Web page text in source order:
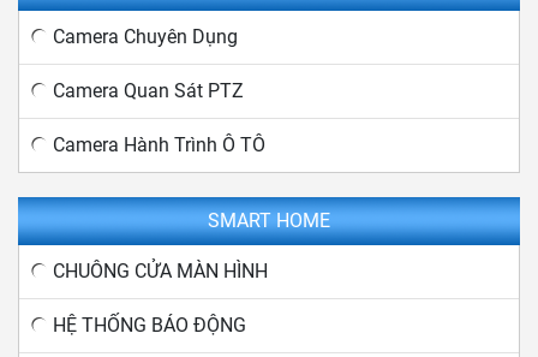
Camera Chuyên Dụng
Camera Quan Sát PTZ
Camera Hành Trình Ô TÔ
SMART HOME
CHUÔNG CỬA MÀN HÌNH
HỆ THỐNG BÁO ĐỘNG